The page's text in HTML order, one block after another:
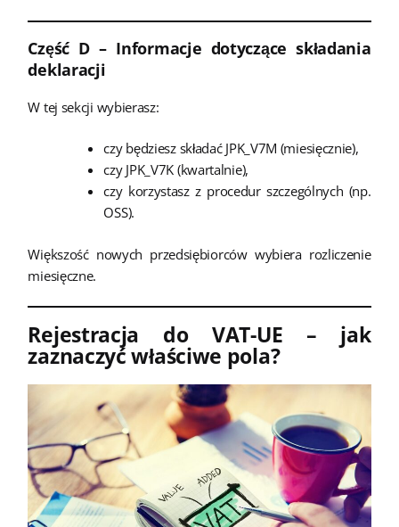
Część D – Informacje dotyczące składania
deklaracji
W tej sekcji wybierasz:
czy będziesz składać JPK_V7M (miesięcznie),
czy JPK_V7K (kwartalnie),
czy korzystasz z procedur szczególnych (np.
OSS).
Większość nowych przedsiębiorców wybiera rozliczenie
miesięczne.
Rejestracja do VAT-UE – jak
zaznaczyć właściwe pola?